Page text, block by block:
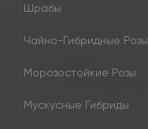
Шрабы
Чайно-Гибридные Розы
Морозостойкие Розы
Мускусные Гибриды